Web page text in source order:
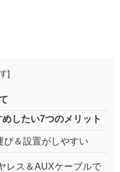
]
したい7つのメリット
び＆設置がしやすい
レス＆AUXケーブルで